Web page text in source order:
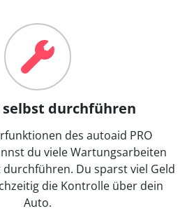
durchführen
des autoaid PRO
du viele Wartungsarbeiten
durchführen. Du sparst viel Geld
die Kontrolle über dein
Auto.